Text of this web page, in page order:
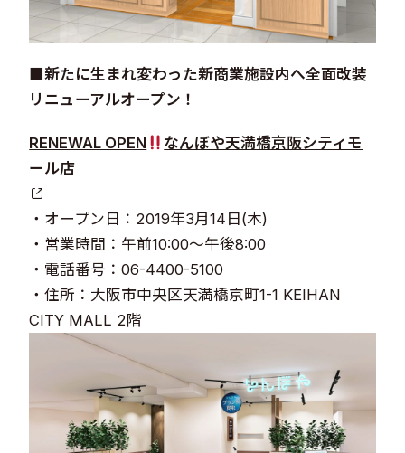
■新たに生まれ変わった新商業施設内へ全面改装
リニューアルオープン！
RENEWAL OPEN
なんぼや天満橋京阪シティモ
ール店
・オープン日：2019年3月14日(木)
・営業時間：午前10:00～午後8:00
・電話番号：06-4400-5100
・住所：大阪市中央区天満橋京町1-1 KEIHAN
CITY MALL 2階